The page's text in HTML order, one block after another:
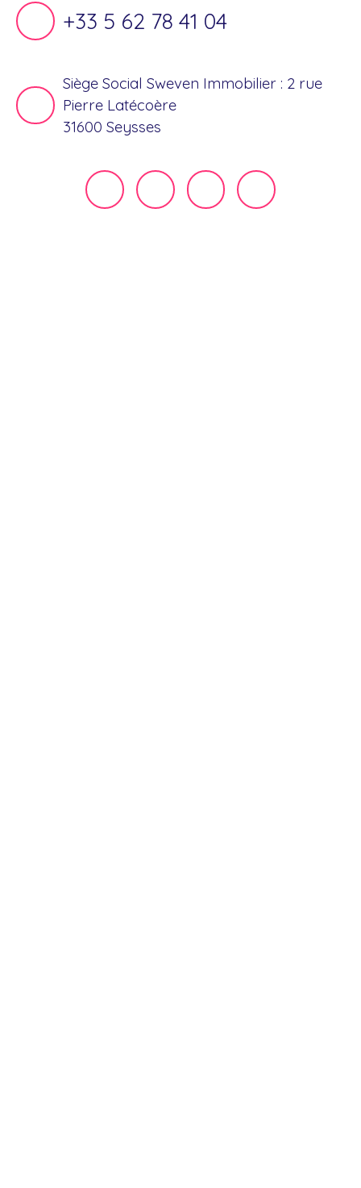
+33 5 62 78 41 04
Siège Social Sweven Immobilier : 2 rue
Pierre Latécoère
31600 Seysses